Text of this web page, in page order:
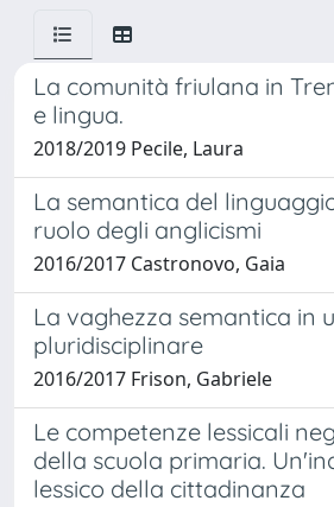
La comunità friulana in
e lingua.
2018/2019 Pecile, Laura
La semantica del
ruolo degli anglicismi
2016/2017 Castronovo, Gaia
La vaghezza semantica in
pluridisciplinare
2016/2017 Frison, Gabriele
Le competenze lessicali
della scuola primaria.
lessico della cittadinanza